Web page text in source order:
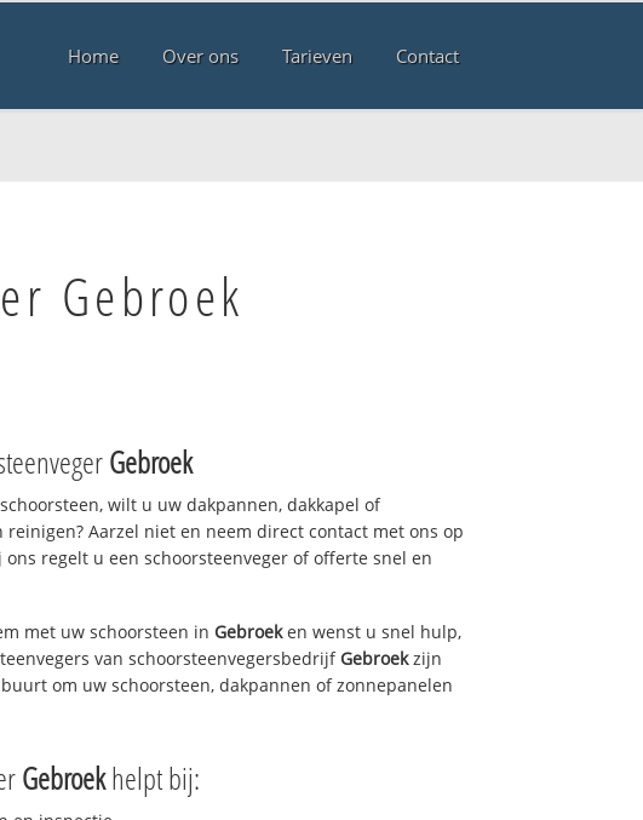
Home Over ons Tarieven Contact
Gebroek
Gebroek
wilt u uw dakpannen, dakkapel of
Aarzel niet en neem direct contact met ons op
ons regelt u een schoorsteenveger of offerte snel en
met uw schoorsteen in Gebroeken wenst u snel hulp,
van schoorsteenvegersbedrijf Gebroekzijn
om uw schoorsteen, dakpannen of zonnepanelen
Gebroekhelpt bij: